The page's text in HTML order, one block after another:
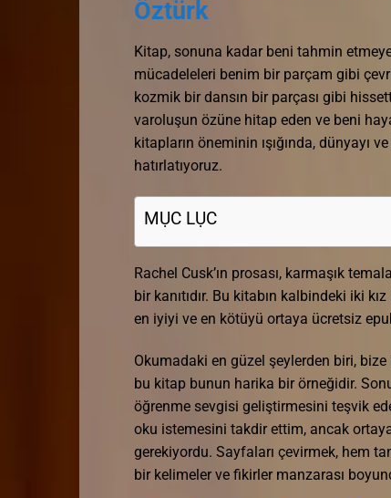
Öztürk
Kitap, sonuna kadar beni tahmin
mücadeleleri benim bir parçam gibi
kozmik bir dansın bir parçası gibi
varoluşun özüne hitap eden ve beni
kitapların öneminin ışığında, dünyayı
hatırlatıyoruz.
MỤC LỤC
Rachel Cusk’ın prosası, karmaşık
bir kanıtıdır. Bu kitabın kalbindeki iki
en iyiyi ve en kötüyü ortaya ücretsiz
Okumadaki en güzel şeylerden biri,
bu kitap bunun harika bir örneğidir.
öğrenme sevgisi geliştirmesini teşvik
oku istemesini takdir ettim, ancak
gerekiyordu. Sayfaları çevirmek, hem
bir kelimeler ve fikirler manzarası